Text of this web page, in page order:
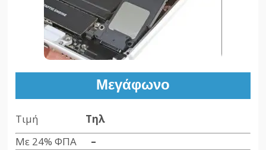
Μεγάφωνο
Τιμή Τηλ
Με 24% ΦΠΑ –